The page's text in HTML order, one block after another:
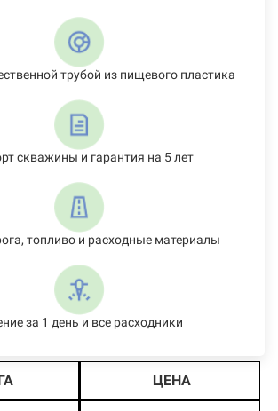
трубой из пищевого пластика
скважины и гарантия на 5 лет
топливо и расходные материалы
за 1 день и все расходники
ЦЕНА